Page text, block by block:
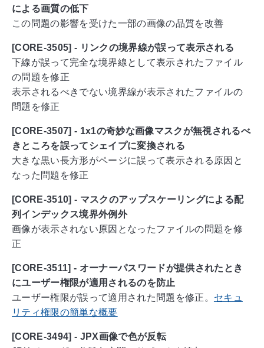
による画質の低下
この問題の影響を受けた一部の画像の品質を改善
[CORE-3505] - リンクの境界線が誤って表示される
下線が誤って完全な境界線として表示されたファイル
の問題を修正
表示されるべきでない境界線が表示されたファイルの
問題を修正
[CORE-3507] - 1x1の奇妙な画像マスクが無視されるべ
きところを誤ってシェイプに変換される
大きな黒い長方形がページに誤って表示される原因と
なった問題を修正
[CORE-3510] - マスクのアップスケーリングによる配
列インデックス境界外例外
画像が表示されない原因となったファイルの問題を修
正
[CORE-3511] - オーナーパスワードが提供されたとき
にユーザー権限が適用されるのを防止
ユーザー権限が誤って適用された問題を修正。 セキュ
リティ権限の簡単な概要
[CORE-3494] - JPX画像で色が反転